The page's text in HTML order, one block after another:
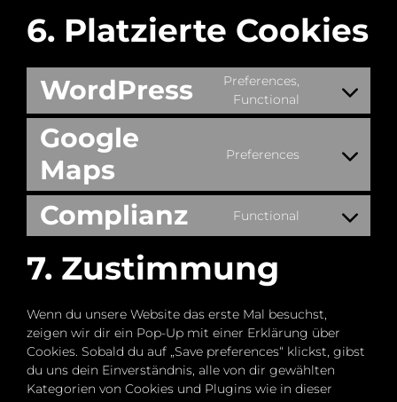
6. Platzierte Cookies
WordPress
Preferences,
Functional
Consent
to
wordpress
Google
Maps
Preferences
Consent
service
google-
maps
Complianz Functional
Consent
7. Zustimmung
Wenn du unsere Website das erste Mal besuchst,
zeigen wir dir ein Pop-Up mit einer Erklärung über
Cookies. Sobald du auf „Save preferences“ klickst, gibst
du uns dein Einverständnis, alle von dir gewählten
Kategorien von Cookies und Plugins wie in dieser